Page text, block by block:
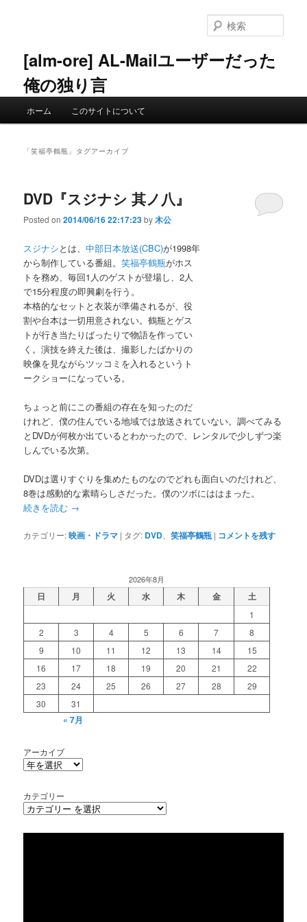
ン
へ
ツ
移
[alm-ore] AL-Mailユーザーだった
俺の独り言
索
ホーム このサイトについて
「笑福亭鶴瓶 」タグアーカイブ
DVD『スジナシ 其ノ八』
Posted on2014/06/16 22:17:23by木公
スジナシとは、中部日本放送(CBC)が1998年
から制作している番組。笑福亭鶴瓶がホス
トを務め、毎回1人のゲストが登場し、2人
で15分程度の即興劇を行う。
本格的なセットと衣装が準備されるが、役
割や台本は一切用意されない。鶴瓶とゲス
トが行き当たりばったりで物語を作ってい
く。演技を終えた後は、撮影したばかりの
映像を見ながらツッコミを入れるというト
ークショーになっている。
ちょっと前にこの番組の存在を知ったのだ
けれど、僕の住んでいる地域では放送されていない。調べてみる
とDVDが何枚か出ているとわかったので、レンタルで少しずつ楽
しんでいる次第。
DVDは選りすぐりを集めたものなのでどれも面白いのだけれど、
8巻は感動的な素晴らしさだった。僕のツボにははまった。
続きを読む →
カテゴリー:映画・ドラマ | タグ: DVD 、笑福亭鶴瓶 | コメントを残す
2026年8月
日 月 火 水 木 金 土
1
2
3 4 5 6 7
8
9
10 11 12 13 14
15
16
17 18 19 20 21
22
23
24 25 26 27 28
29
30
31
« 7月
アーカイブ
カテゴリー